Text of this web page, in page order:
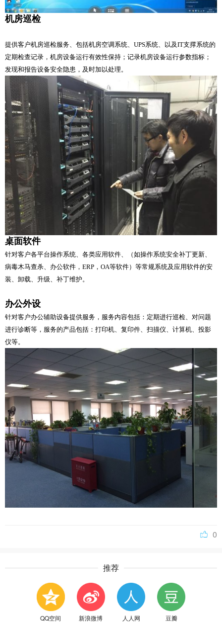
机房巡检
提供客户机房巡检服务、包括机房空调系统、UPS系统、以及IT支撑系统的
定期检查记录，机房设备运行有效性保持；记录机房设备运行参数指标；
发现和报告设备安全隐患，及时加以处理。
桌面软件
针对客户各平台操作系统、各类应用软件、（如操作系统安全补丁更新、
病毒木马查杀、办公软件，ERP，OA等软件）等常规系统及应用软件的安
装、卸载、升级、补丁维护。
办公外设
针对客户办公辅助设备提供服务，服务内容包括：定期进行巡检、对问题
进行诊断等，服务的产品包括：打印机、复印件、扫描仪、计算机、投影
仪等。
0
推荐
QQ空间 新浪微博 人人网 豆瓣